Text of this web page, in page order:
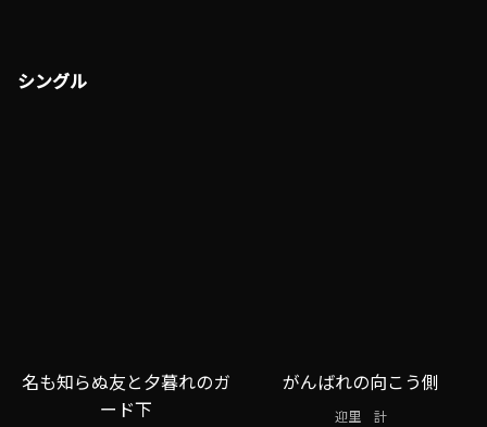
シングル
名も知らぬ友と夕暮れのガ
ード下
がんばれの向こう側
迎里 計